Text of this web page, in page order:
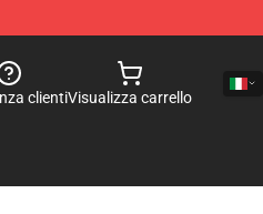
clientiVisualizza carrello